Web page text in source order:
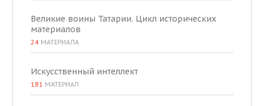
Великие воины Татарии. Цикл исторических
материалов
24 МАТЕРИАЛА
Искусственный интеллект
181 МАТЕРИАЛ